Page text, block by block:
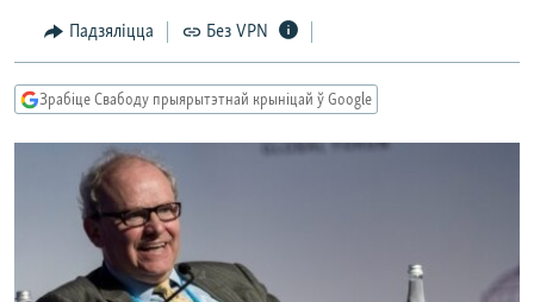
пошукуБЕЛАРУСЫ НА ВАЙНЕ
КУЛЬТУРА
КАЛЯНДАР
АЎДЫЁКНІГІ
МОВА
НА ХВАЛЯХ СВАБОДЫ
TWITTER
Усе сайты РС/РСЭ
Падзяліцца Без VPN
Зрабіце Свабоду прыярытэтнай крыніцай ў Google